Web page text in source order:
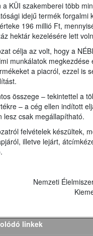
a KÜI szakemberei több
idejű termék forgalmi
196 millió Ft,
hektár kezelésére lett
célja az volt, hogy a
munkálatok megkezdése
a piacról, ezzel is
összege – tekintettel a
– a cég ellen indított
lesz csak megállapítható.
felvételek készültek,
illetve lejárt,
Nemzeti
linkek